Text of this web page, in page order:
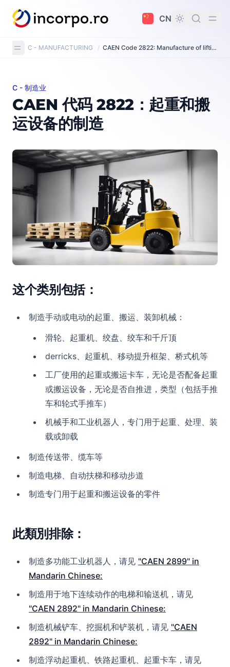
要内容
CN
C - MANUFACTURING / CAEN Code 2822: Manufacture of lifting and handling equipment
CAEN 代码 2822：起重和搬运设备的制造
C - 制造业
CAEN 代码 2822：起重和搬
运设备的制造
这个类别包括：
制造手动或电动的起重、搬运、装卸机械：
滑轮、起重机、绞盘、绞车和千斤顶
derricks、起重机、移动提升框架、桥式机等
工厂使用的起重或搬运卡车，无论是否配备起重
或搬运设备，无论是否自推进，类型（包括手推
车和轮式手推车）
机械手和工业机器人，专门用于起重、处理、装
载或卸载
制造传送带、缆车等
制造电梯、自动扶梯和移动步道
制造专门用于起重和搬运设备的零件
此類別排除：
制造多功能工业机器人，请见 "CAEN 2899" in
Mandarin Chinese:
制造用于地下连续动作的电梯和输送机，请见
"CAEN 2892" in Mandarin Chinese:
制造机械铲车、挖掘机和铲装机，请见 "CAEN
2892" in Mandarin Chinese:
制造浮动起重机、铁路起重机、起重卡车，请见